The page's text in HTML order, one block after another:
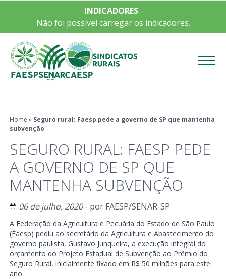
INDICADORES
Não foi possível carregar os indicadores.
Home » Seguro rural: Faesp pede a governo de SP que mantenha
subvenção
SEGURO RURAL: FAESP PEDE
A GOVERNO DE SP QUE
MANTENHA SUBVENÇÃO
06 de julho, 2020- por FAESP/SENAR-SP
A Federação da Agricultura e Pecuária do Estado de São Paulo
(Faesp) pediu ao secretário da Agricultura e Abastecimento do
governo paulista, Gustavo Junqueira, a execução integral do
orçamento do Projeto Estadual de Subvenção ao Prêmio do
Seguro Rural, inicialmente fixado em R$ 50 milhões para este
ano.